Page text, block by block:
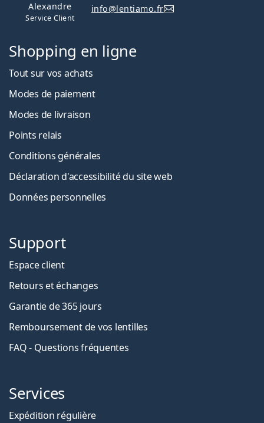
Alexandre
Service Client
info@lentiamo.fr
Shopping en ligne
Tout sur vos achats
Modes de paiement
Modes de livraison
Points relais
Conditions générales
Déclaration d'accessibilité du site web
Données personnelles
Support
Espace client
Retours et échanges
Garantie de 365 jours
Remboursement de vos lentilles
FAQ - Questions fréquentes
Services
Expédition régulière